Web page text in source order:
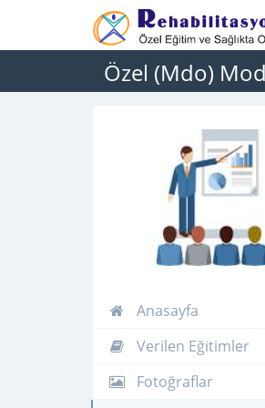
Özel (Mdo)
Anasayfa
Verilen Eğitimler
Fotoğraflar